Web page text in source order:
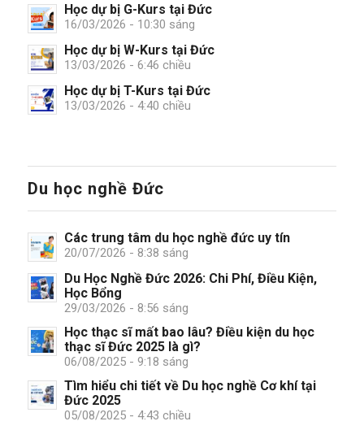
Học dự bị G-Kurs tại Đức
16/03/2026 - 10:30 sáng
Học dự bị W-Kurs tại Đức
13/03/2026 - 6:46 chiều
Học dự bị T-Kurs tại Đức
13/03/2026 - 4:40 chiều
Du học nghề Đức
Các trung tâm du học nghề đức uy tín
20/07/2026 - 8:38 sáng
Du Học Nghề Đức 2026: Chi Phí, Điều Kiện,
Học Bổng
29/03/2026 - 8:56 sáng
Học thạc sĩ mất bao lâu? Điều kiện du học
thạc sĩ Đức 2025 là gì?
06/08/2025 - 9:18 sáng
Tìm hiểu chi tiết về Du học nghề Cơ khí tại
Đức 2025
05/08/2025 - 4:43 chiều